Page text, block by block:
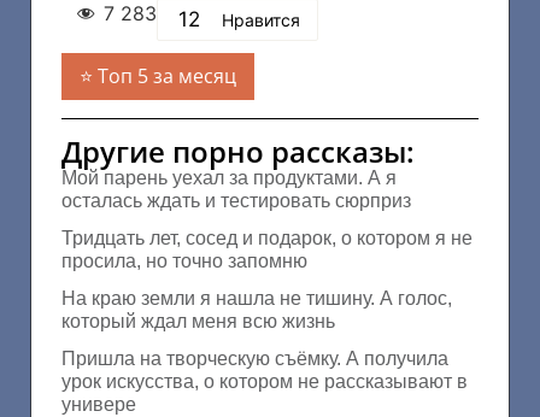
7 283 12 Нравится
Топ 5 за месяц
Другие порно рассказы:
Мой парень уехал за продуктами. А я
осталась ждать и тестировать сюрприз
Тридцать лет, сосед и подарок, о котором я не
просила, но точно запомню
На краю земли я нашла не тишину. А голос,
который ждал меня всю жизнь
Пришла на творческую съёмку. А получила
урок искусства, о котором не рассказывают в
универе